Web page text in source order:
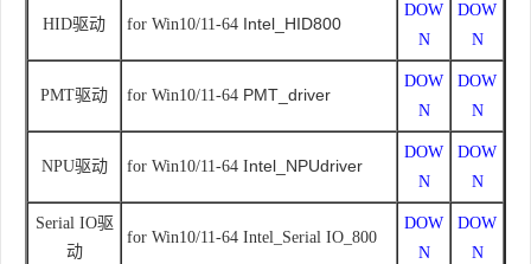
HID驱动 for Win10/11-64 Intel_HID800
DOW
N
DOW
N
PMT驱动 for Win10/11-64 PMT_driver
DOW
N
DOW
N
NPU驱动 for Win10/11-64 Intel_NPUdriver
DOW
N
DOW
N
Serial IO驱
动
for Win10/11-64 Intel_Serial IO_800
DOW
N
DOW
N